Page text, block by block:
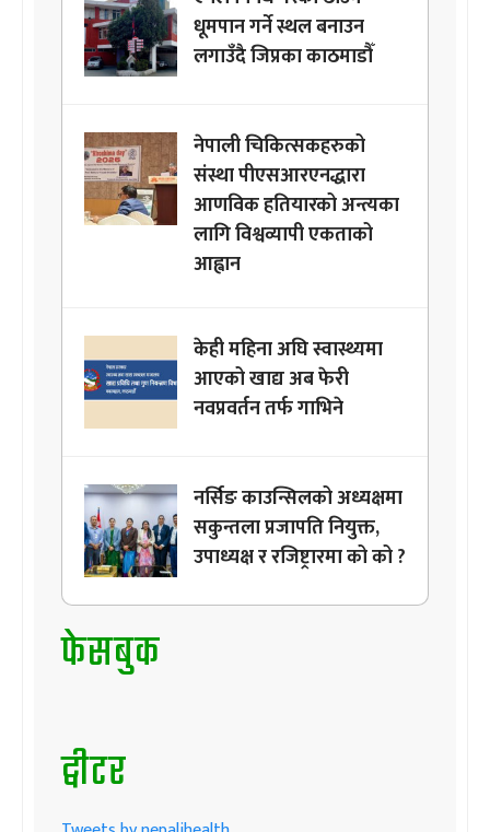
धूमपान गर्ने स्थल बनाउन
लगाउँदै जिप्रका काठमाडौँ
नेपाली चिकित्सकहरुको
संस्था पीएसआरएनद्धारा
आणविक हतियारको अन्त्यका
लागि विश्वव्यापी एकताको
आह्वान
केही महिना अघि स्वास्थ्यमा
आएको खाद्य अब फेरी
नवप्रवर्तन तर्फ गाभिने
नर्सिङ काउन्सिलको अध्यक्षमा
सकुन्तला प्रजापति नियुक्त,
उपाध्यक्ष र रजिष्ट्रारमा को को ?
फेसबुक
ट्वीटर